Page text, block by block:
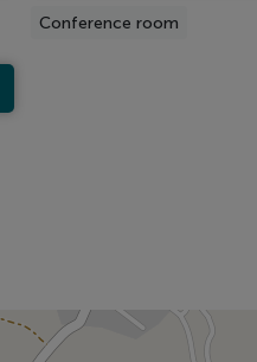
Conference room